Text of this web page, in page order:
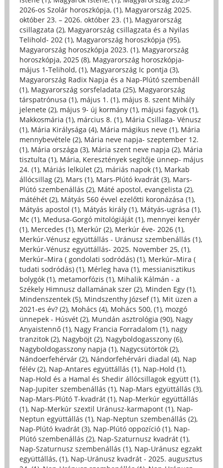
2026-os Szolár horoszkópja, (1), Magyarország 2025.
október 23. – 2026. október 23. (1), Magyarország
csillagzata (2), Magyarország csillagzata és a Nyilas
Telihold- 202 (1), Magyarország horoszkópja (95),
Magyarország horoszkópja 2023. (1), Magyarország
horoszkópja, 2025 (8), Magyarország horoszkópja-
május 1-Telihold, (1), Magyarország Ic pontja (3),
Magyarország Radix Napja és a Nap-Plútó szembenáll
(1), Magyarország sorsfeladata (25), Magyarország
társpatrónusa (1), május 1. (1), május 8. szent Mihály
jelenete (2), május 9- új kormány (1), májusi fagyok (1),
Makkosmária (1), március 8. (1), Mária Csillaga- Vénusz
(1), Mária Királysága (4), Mária mágikus neve (1), Mária
mennybevétele (2), Mária neve napja- szeptember 12.
(1), Mária országa (3), Mária szent neve napja (2), Mária
tisztulta (1), Mária, Keresztények segítője ünnep- május
24. (1), Máriás lelkület (2), máriás napok (1), Markab
állócsillag (2), Mars (1), Mars-Plútó kvadrát (3), Mars-
Plútó szembenállás (2), Máté apostol, evangelista (2),
mátéhét (2), Mátyás 560 évvel ezelőtti koronázása (1),
Mátyás apostol (1), Mátyás király (1), Mátyás-ugrása (1),
Mc (1), Medusa-Gorgó mitológiáját (1), mennyei kenyér
(1), Mercedes (1), Merkúr (2), Merkúr éve- 2026 (1),
Merkúr-Vénusz együttállás - Uránusz szembenállás (1),
Merkúr-Vénusz együttállás- 2025. November 25, (1),
Merkúr–Mira ( gondolati sodródás) (1), Merkúr–Mira (
tudati sodródás) (1), Mérleg hava (1), messianisztikus
bolygók (1), metamorfózis (1), Mihalik Kálmán - a
Székely Himnusz dallamának szer (2), Minden Egy (1),
Mindenszentek (5), Mindszenthy József (1), Mit üzen a
2021-es év? (2), Mohács (4), Mohács 500, (1), mozgó
ünnepek - Húsvét (2), Mundán asztrológia (90), Nagy
Anyaistennő (1), Nagy Francia Forradalom (1), nagy
tranzitok (2), Nagyböjt (2), Nagyboldogasszony (6),
Nagyboldogasszony napja (1), Nagycsütörtök (2),
Nándoerfehérvár (2), Nándorfehérvári diadal (4), Nap
félév (2), Nap-Antares együttállás (1), Nap-Hold (1),
Nap-Hold és a Hamal és Shedir állócsillagok együtt (1),
Nap-Jupiter szembenállás (1), Nap-Mars együttállás (3),
Nap-Mars-Plútó T-kvadrát (1), Nap-Merkúr együttállás
(1), Nap-Merkúr szextil Uránusz-karmapont (1), Nap-
Neptun együttállás (1), Nap-Neptun szembenállás (2),
Nap-Plútó kvadrát (3), Nap-Plútó oppozíció (1), Nap-
Plútó szembenállás (2), Nap-Szaturnusz kvadrát (1),
Nap-Szaturnusz szembenállás (1), Nap-Uránusz egzakt
együttállás, (1), Nap-Uránusz kvadrát - 2025. augusztus